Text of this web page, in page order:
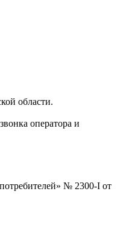
области.
оператора и
№ 2300-I от